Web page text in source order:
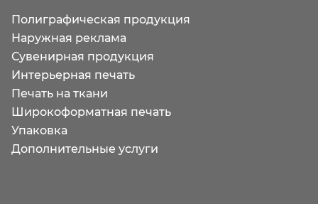
Полиграфическая продукция
Наружная реклама
Сувенирная продукция
Интерьерная печать
Печать на ткани
Широкоформатная печать
Упаковка
Дополнительные услуги